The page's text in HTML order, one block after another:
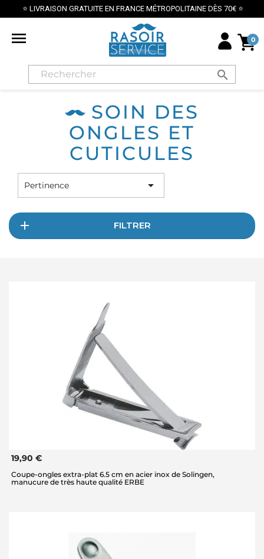
⭐ LIVRAISON GRATUITE EN FRANCE MÉTROPOLITAINE DÈS 70€ ⭐
 0
search
SOIN DES
ONGLES ET
CUTICULES
Pertinence 
FILTRER
19,90 €
Coupe-ongles extra-plat 6.5 cm en acier inox de Solingen,
manucure de très haute qualité ERBE